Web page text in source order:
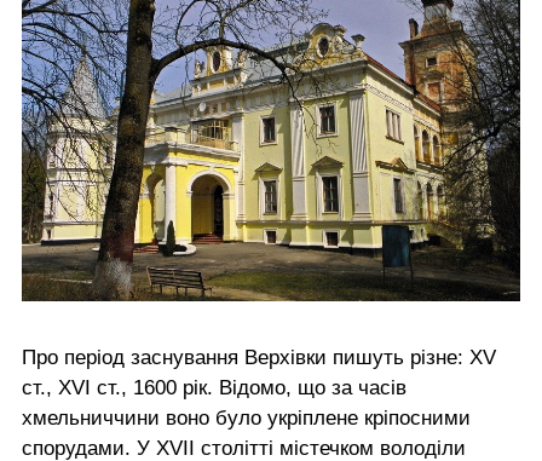
Про період заснування Верхівки пишуть різне: XV
ст., XVІ ст., 1600 рік. Відомо, що за часів
хмельниччини воно було укріплене кріпосними
спорудами. У XVII столітті містечком володіли